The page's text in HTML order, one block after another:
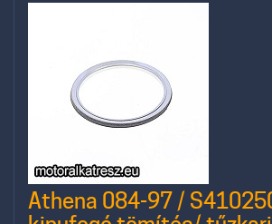
Athena 084-97 /